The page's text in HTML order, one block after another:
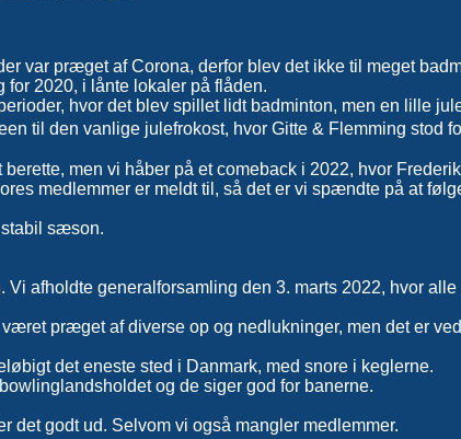
var præget af Corona, derfor blev det ikke til meget
for 2020, i lånte lokaler på flåden.
hvor det blev spillet lidt badminton, men en lille
til den vanlige julefrokost, hvor Gitte & Flemming
berette, men vi håber på et comeback i 2022, hvor
medlemmer er meldt til, så det er vi spændte på at
sæson.
Vi afholdte generalforsamling den 3. marts 2022, hvor
præget af diverse op og nedlukninger, men det er
det eneste sted i Danmark, med snore i keglerne.
og de siger god for banerne.
det godt ud. Selvom vi også mangler medlemmer.